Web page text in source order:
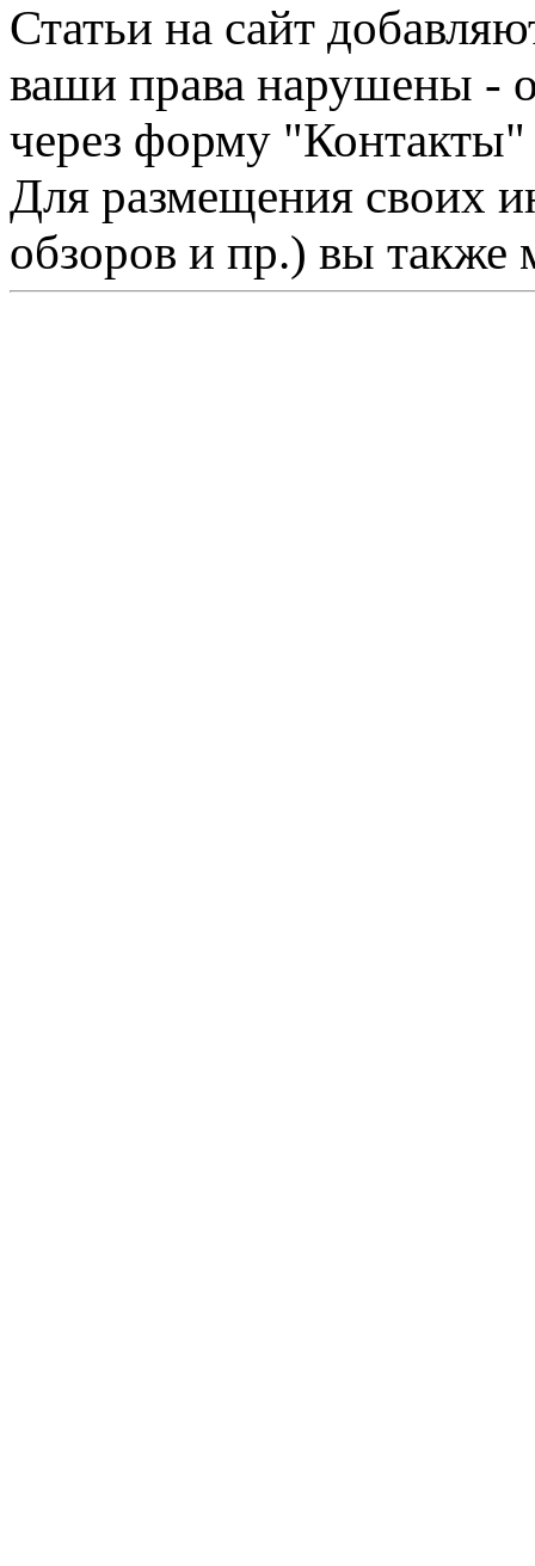
Статьи на сайт
ваши права нарушены -
через форму "Контакты"
Для размещения своих
обзоров и пр.) вы также